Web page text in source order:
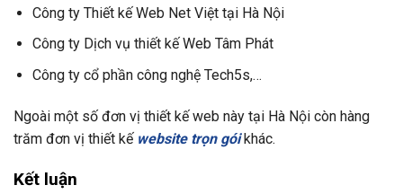
Công ty Thiết kế Web Net Việt tại Hà Nội
Công ty Dịch vụ thiết kế Web Tâm Phát
Công ty cổ phần công nghệ Tech5s,…
Ngoài một số đơn vị thiết kế web này tại Hà Nội còn hàng
trăm đơn vị thiết kế website trọn góikhác.
Kết luận